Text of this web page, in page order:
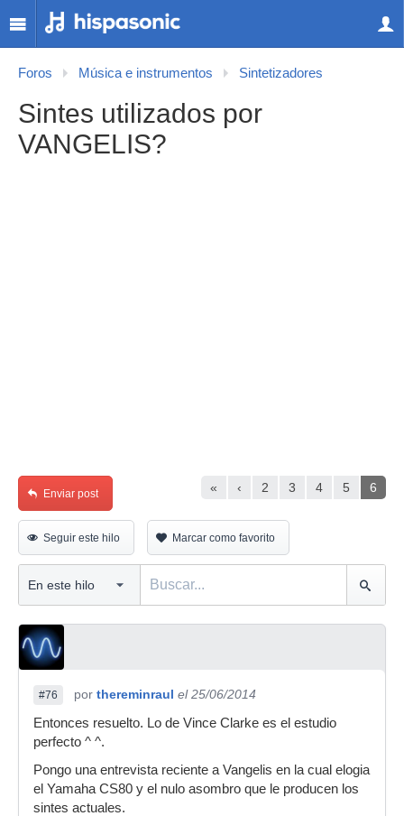
Foros Música e instrumentos Sintetizadores
Sintes utilizados por
VANGELIS?
« ‹ 2 3 4 5 6
Enviar post
Seguir este hilo Marcar como favorito
#76 por thereminraul el 25/06/2014
Entonces resuelto. Lo de Vince Clarke es el estudio
perfecto ^ ^.
Pongo una entrevista reciente a Vangelis en la cual elogia
el Yamaha CS80 y el nulo asombro que le producen los
sintes actuales.